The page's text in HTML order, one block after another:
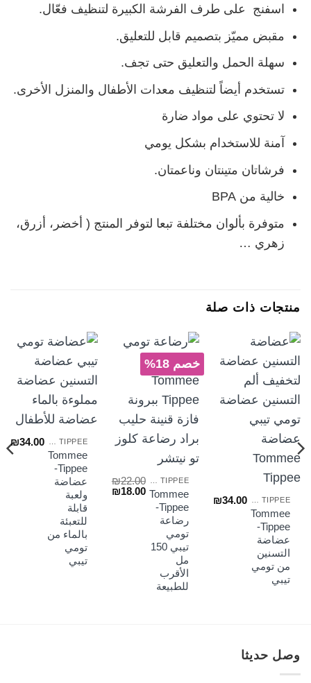
اسفنج على طرف الفرشة الكبيرة لتنظيف فعّال.
مقبض مميّز بتصميم قابل للتعليق.
سهلة الحمل والتعليق حتى تجف.
تستخدم أيضاً لتنظيف معدات الأطفال والمنزل الأخرى.
لا تحتوي على مواد ضارة
آمنة للاستخدام بشكل يومي
فرشاتان متينتان وناعمتان.
خالية من BPA
متوفرة بألوان مختلفة تبعا لتوفر المنتج ( أخضر، أزرق،
زهري …
منتجات ذات صلة
Tommee
Tippee-
عضاضة
التسنين
من تومي
تيبي
₪34.00
خصم 18%
Tommee
Tippee-
رضاعة
تومي
تيبي 150
مل
الأقرب
للطبيعة
₪22.00
السعر₪18.00
الحالي
Tommee
Tippee-
عضاضة
ولعبة
قابلة
للتعبئة
بالماء من
تومي
تيبي
₪34.00
وصل حديثا